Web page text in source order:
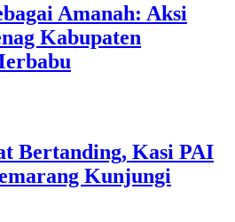
Amanah: Aksi
Kabupaten
Bertanding, Kasi PAI
Kunjungi